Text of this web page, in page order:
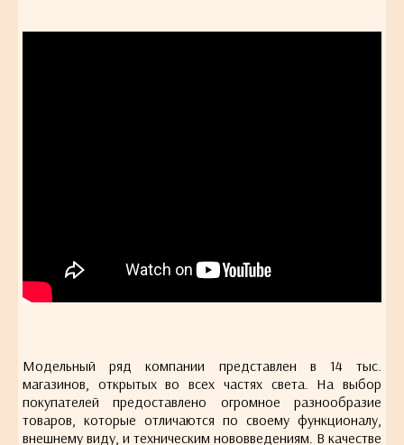
Модельный ряд компании представлен в 14 тыс.
магазинов, открытых во всех частях света. На выбор
покупателей предоставлено огромное разнообразие
товаров, которые отличаются по своему функционалу,
внешнему виду, и техническим нововведениям. В качестве